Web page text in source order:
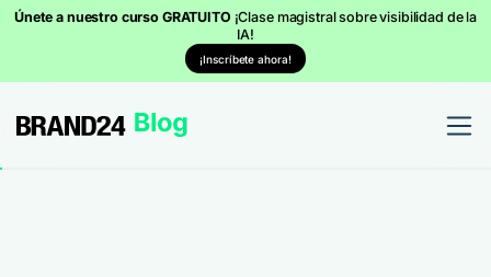
Únete a nuestro curso GRATUITO ¡Clase magistral sobre visibilidad de la
IA!
¡Inscríbete ahora!